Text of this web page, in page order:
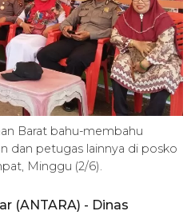
Barat bahu-membahu
dan petugas lainnya di posko
Minggu (2/6).
(ANTARA) - Dinas